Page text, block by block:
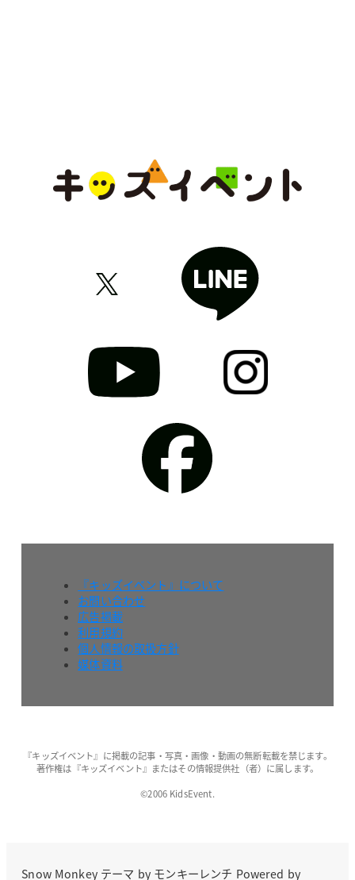
『キッズイベント』について
お問い合わせ
広告掲載
利用規約
個人情報の取扱方針
媒体資料
『キッズイベント』に掲載の記事・写真・画像・動画の無断転載を禁じます。
著作権は『キッズイベント』またはその情報提供社（者）に属します。
©2006 KidsEvent.
Snow Monkeyテーマ by モンキーレンチ Powered by